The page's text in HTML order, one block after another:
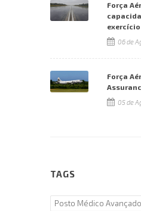
Força
exercício
06 de
Força
05 de
TAGS
Posto Médico Avançado